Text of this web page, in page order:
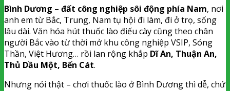
Bình Dương – đất công nghiệp sôi động phía Nam, nơi
anh em từ Bắc, Trung, Nam tụ hội đi làm, đi ở trọ, sống
lâu dài. Văn hóa hút thuốc lào điếu cày cũng theo chân
người Bắc vào từ thời mở khu công nghiệp VSIP, Sóng
Thần, Việt Hương… rồi lan rộng khắp Dĩ An, Thuận An,
Thủ Dầu Một, Bến Cát.
Nhưng nói thật – chơi thuốc lào ở Bình Dương thì dễ, chứ